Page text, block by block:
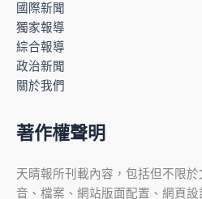
國際新聞
獨家報導
綜合報導
政治新聞
關於我們
著作權聲明
天晴報所刊載內容，包括但不限
音、檔案、網站版面配置、網頁設